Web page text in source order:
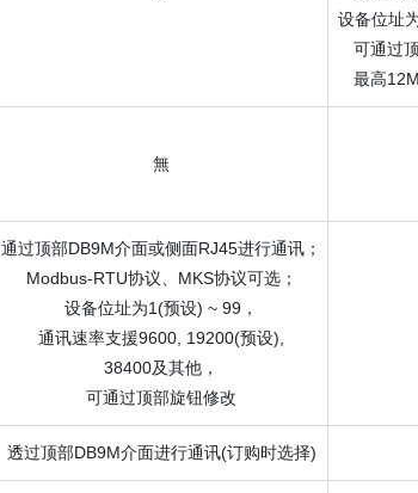
设备位址
可通过
最高
無
通过顶部DB9M介面或侧面RJ45进行通讯；
Modbus-RTU协议、MKS协议可选；
设备位址为1(预设) ~ 99，
通讯速率支援9600, 19200(预设),
38400及其他，
可通过顶部旋钮修改
透过顶部DB9M介面进行通讯(订购时选择)